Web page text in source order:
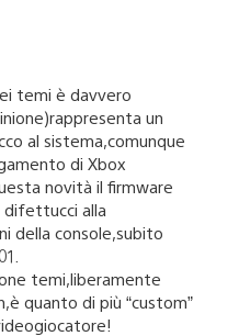
temi è davvero
un
al sistema,comunque
di Xbox
novità il firmware
alla
della console,subito
temi,liberamente
quanto di più “custom”